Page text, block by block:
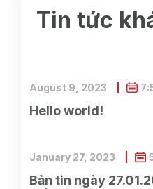
Tin tức
Hello world!
August 9, 2023
Bản tin ngày
January 27, 2023